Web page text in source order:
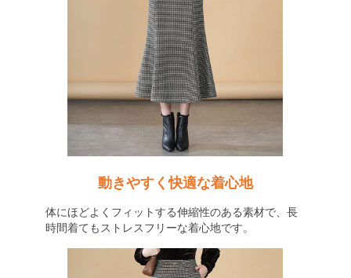
動きやすく快適な着心地
体にほどよくフィットする伸縮性のある素材で、長
時間着てもストレスフリーな着心地です。